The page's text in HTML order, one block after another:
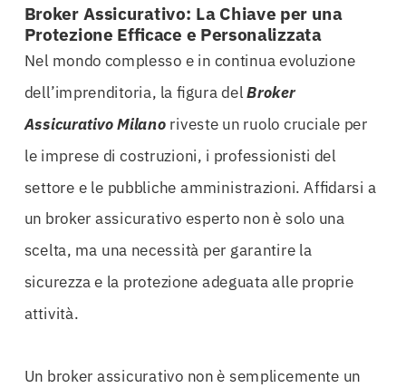
Broker Assicurativo: La Chiave per una
Protezione Efficace e Personalizzata
Nel mondo complesso e in continua evoluzione
dell’imprenditoria, la figura delBroker
Assicurativo Milano riveste un ruolo cruciale per
le imprese di costruzioni, i professionisti del
settore e le pubbliche amministrazioni. Affidarsi a
un broker assicurativo esperto non è solo una
scelta, ma una necessità per garantire la
sicurezza e la protezione adeguata alle proprie
attività.
Un broker assicurativo non è semplicemente un